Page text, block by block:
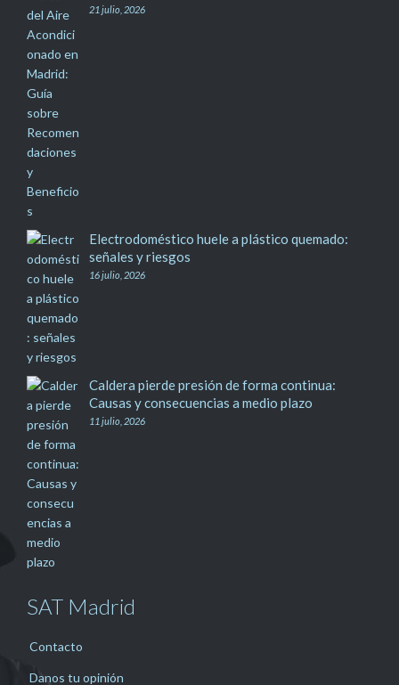
21 julio, 2026
Electrodoméstico huele a plástico quemado:
señales y riesgos
16 julio, 2026
Caldera pierde presión de forma continua:
Causas y consecuencias a medio plazo
11 julio, 2026
SAT Madrid
Contacto
Danos tu opinión